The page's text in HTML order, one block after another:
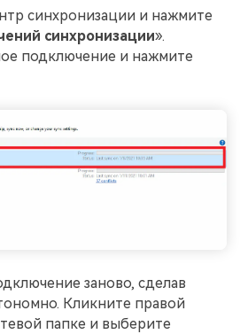
синхронизации и нажмите
синхронизации».
подключение и нажмите
заново, сделав
Кликните правой
папке и выберите